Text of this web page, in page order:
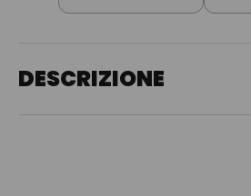
DESCRIZIONE